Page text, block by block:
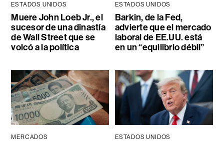
ESTADOS UNIDOS
Muere John Loeb Jr., el
sucesor de una dinastía
de Wall Street que se
volcó a la política
ESTADOS UNIDOS
Barkin, de la Fed,
advierte que el mercado
laboral de EE.UU. está
en un “equilibrio débil”
MERCADOS ESTADOS UNIDOS